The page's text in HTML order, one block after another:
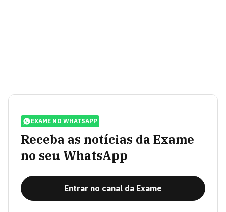
EXAME NO WHATSAPP
Receba as notícias da Exame
no seu WhatsApp
Entrar no canal da Exame